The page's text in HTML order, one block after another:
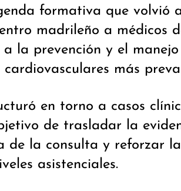
formativa que volvió
madrileño a médicos
la prevención y el
más
en torno a casos
de trasladar la
de la consulta y reforzar la
asistenciales.